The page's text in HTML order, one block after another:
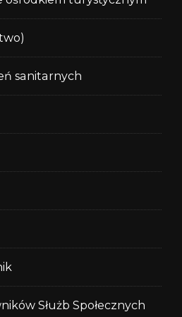
sanitarnych
Służb Społecznych